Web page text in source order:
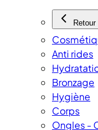
Retour
Anti rides
Bronzage
Hygiène
Corps
Ongles -